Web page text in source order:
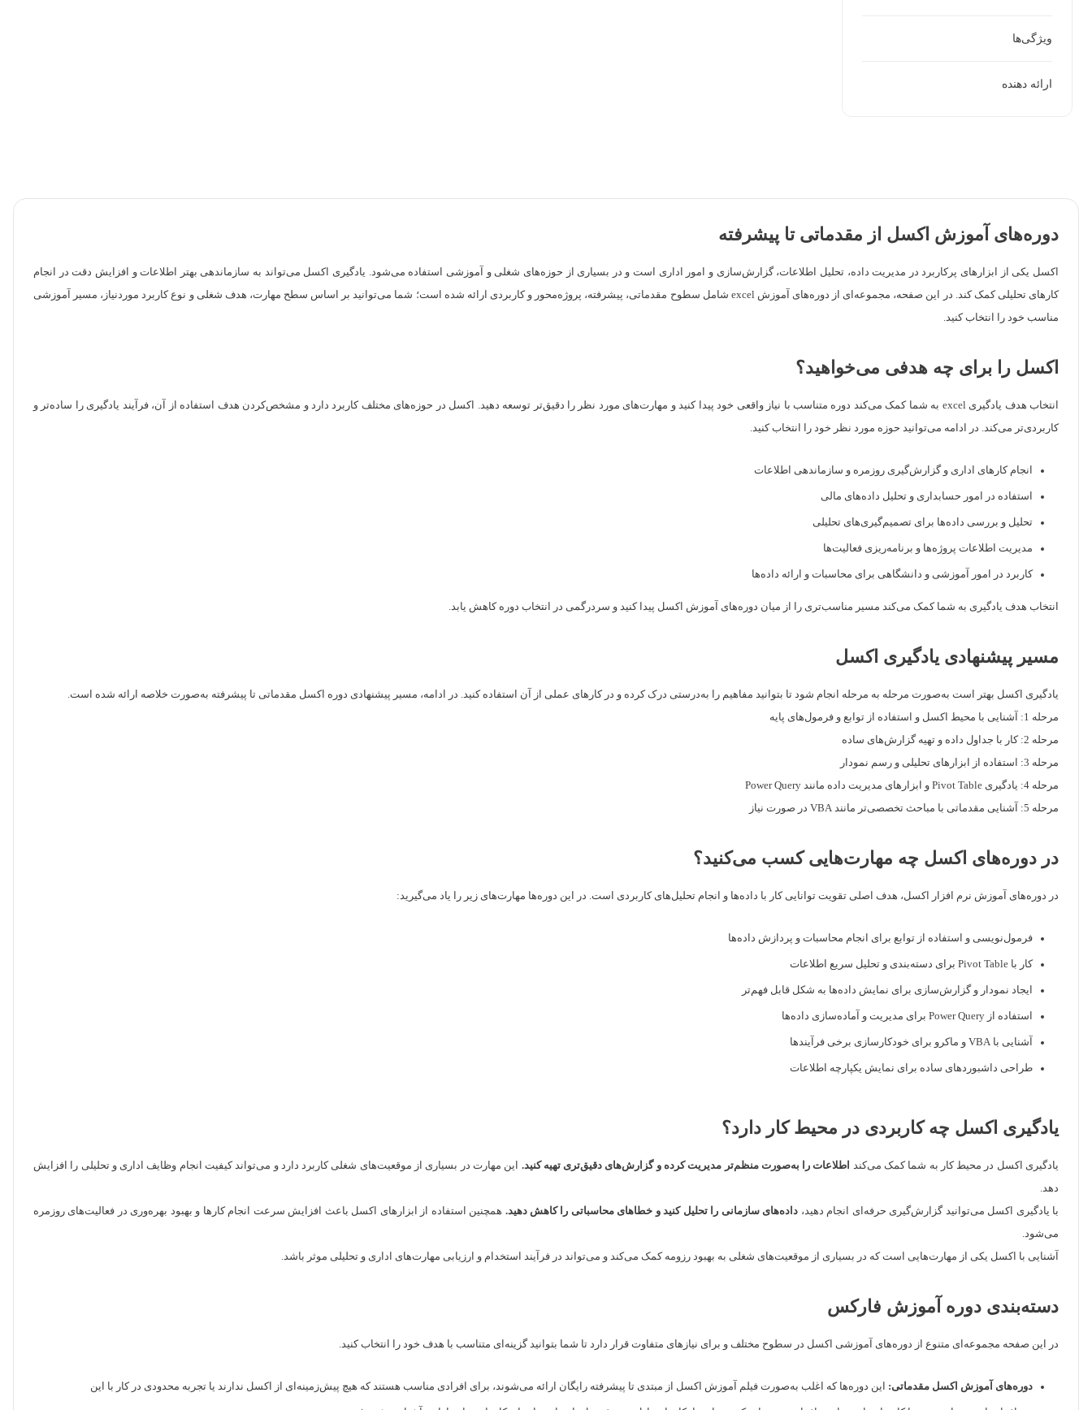
ویژگی‌ها
ارائه دهنده
دوره‌های آموزش اکسل از مقدماتی تا پیشرفته
اکسل یکی از ابزارهای پرکاربرد در مدیریت داده، تحلیل اطلاعات، گزارش‌سازی و امور اداری است و در بسیاری از حوزه‌های شغلی و آموزشی استفاده می‌شود. یادگیری اکسل می‌تواند به سازماندهی بهتر اطلاعات و افزایش دقت در انجام
کارهای تحلیلی کمک کند. در این صفحه، مجموعه‌ای از دوره‌های آموزش excel شامل سطوح مقدماتی، پیشرفته، پروژه‌محور و کاربردی ارائه شده است؛ شما می‌توانید بر اساس سطح مهارت، هدف شغلی و نوع کاربرد موردنیاز، مسیر آموزشی
مناسب خود را انتخاب کنید.
اکسل را برای چه هدفی می‌خواهید؟
انتخاب هدف یادگیری excel به شما کمک می‌کند دوره متناسب با نیاز واقعی خود پیدا کنید و مهارت‌های مورد نظر را دقیق‌تر توسعه دهید. اکسل در حوزه‌های مختلف کاربرد دارد و مشخص‌کردن هدف استفاده از آن، فرآیند یادگیری را ساده‌تر و
کاربردی‌تر می‌کند. در ادامه می‌توانید حوزه مورد نظر خود را انتخاب کنید.
انجام کارهای اداری و گزارش‌گیری روزمره و سازماندهی اطلاعات
استفاده در امور حسابداری و تحلیل داده‌های مالی
تحلیل و بررسی داده‌ها برای تصمیم‌گیری‌های تحلیلی
مدیریت اطلاعات پروژه‌ها و برنامه‌ریزی فعالیت‌ها
کاربرد در امور آموزشی و دانشگاهی برای محاسبات و ارائه داده‌ها
انتخاب هدف یادگیری به شما کمک می‌کند مسیر مناسب‌تری را از میان دوره‌های آموزش اکسل پیدا کنید و سردرگمی در انتخاب دوره کاهش یابد.
مسیر پیشنهادی یادگیری اکسل
یادگیری اکسل بهتر است به‌صورت مرحله به مرحله انجام شود تا بتوانید مفاهیم را به‌درستی درک کرده و در کارهای عملی از آن استفاده کنید. در ادامه، مسیر پیشنهادی دوره اکسل مقدماتی تا پیشرفته به‌صورت خلاصه ارائه شده است.
مرحله 1: آشنایی با محیط اکسل و استفاده از توابع و فرمول‌های پایه
مرحله 2: کار با جداول داده و تهیه گزارش‌های ساده
مرحله 3: استفاده از ابزارهای تحلیلی و رسم نمودار
مرحله 4: یادگیری Pivot Table و ابزارهای مدیریت داده مانند Power Query
مرحله 5: آشنایی مقدماتی با مباحث تخصصی‌تر مانند VBA در صورت نیاز
در دوره‌های اکسل چه مهارت‌هایی کسب می‌کنید؟
در دوره‌های آموزش نرم افزار اکسل، هدف اصلی تقویت توانایی کار با داده‌ها و انجام تحلیل‌های کاربردی است. در این دوره‌ها مهارت‌های زیر را یاد می‌گیرید:
فرمول‌نویسی و استفاده از توابع برای انجام محاسبات و پردازش داده‌ها
کار با Pivot Table برای دسته‌بندی و تحلیل سریع اطلاعات
ایجاد نمودار و گزارش‌سازی برای نمایش داده‌ها به شکل قابل فهم‌تر
استفاده از Power Query برای مدیریت و آماده‌سازی داده‌ها
آشنایی با VBA و ماکرو برای خودکارسازی برخی فرآیندها
طراحی داشبوردهای ساده برای نمایش یکپارچه اطلاعات
یادگیری اکسل چه کاربردی در محیط کار دارد؟
یادگیری اکسل در محیط کار به شما کمک می‌کند اطلاعات را به‌صورت منظم‌تر مدیریت کرده و گزارش‌های دقیق‌تری تهیه کنید. این مهارت در بسیاری از موقعیت‌های شغلی کاربرد دارد و می‌تواند کیفیت انجام وظایف اداری و تحلیلی را افزایش
دهد.
با یادگیری اکسل می‌توانید گزارش‌گیری حرفه‌ای انجام دهید، داده‌های سازمانی را تحلیل کنید و خطاهای محاسباتی را کاهش دهید. همچنین استفاده از ابزارهای اکسل باعث افزایش سرعت انجام کارها و بهبود بهره‌وری در فعالیت‌های روزمره
می‌شود.
آشنایی با اکسل یکی از مهارت‌هایی است که در بسیاری از موقعیت‌های شغلی به بهبود رزومه کمک می‌کند و می‌تواند در فرآیند استخدام و ارزیابی مهارت‌های اداری و تحلیلی موثر باشد.
دسته‌بندی دوره آموزش فارکس
در این صفحه مجموعه‌ای متنوع از دوره‌های آموزشی اکسل در سطوح مختلف و برای نیازهای متفاوت قرار دارد تا شما بتوانید گزینه‌ای متناسب با هدف خود را انتخاب کنید.
دوره‌های آموزش اکسل مقدماتی: این دوره‌ها که اغلب به‌صورت فیلم آموزش اکسل از مبتدی تا پیشرفته رایگان ارائه می‌شوند، برای افرادی مناسب هستند که هیچ پیش‌زمینه‌ای از اکسل ندارند یا تجربه محدودی در کار با این